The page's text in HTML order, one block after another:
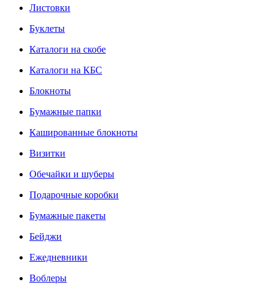
Листовки
Буклеты
Каталоги на скобе
Каталоги на КБС
Блокноты
Бумажные папки
Кашированные блокноты
Визитки
Обечайки и шуберы
Подарочные коробки
Бумажные пакеты
Бейджи
Ежедневники
Воблеры